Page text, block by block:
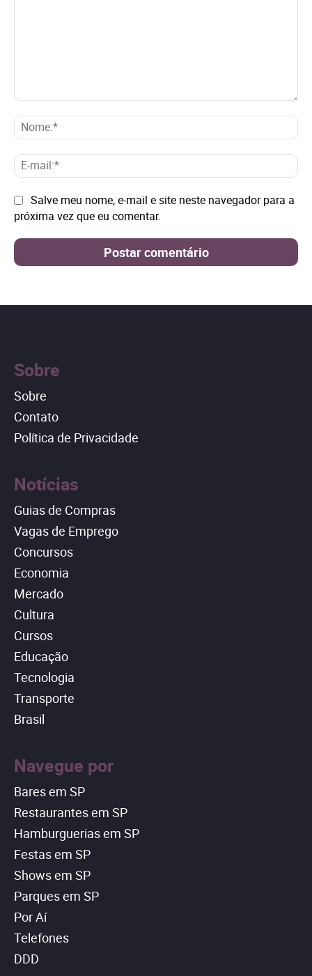
E-
Site: Salve meu nome, e-mail e site neste navegador para a
próxima vez que eu comentar.
Sobre
Sobre
Contato
Política de Privacidade
Notícias
Guias de Compras
Vagas de Emprego
Concursos
Economia
Mercado
Cultura
Cursos
Educação
Tecnologia
Transporte
Brasil
Navegue por
Bares em SP
Restaurantes em SP
Hamburguerias em SP
Festas em SP
Shows em SP
Parques em SP
Por Aí
Telefones
DDD